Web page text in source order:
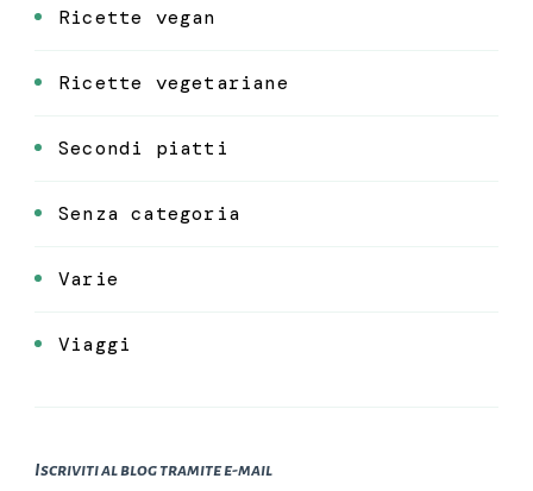
Ricette vegan
Ricette vegetariane
Secondi piatti
Senza categoria
Varie
Viaggi
Iscriviti al blog tramite e-mail